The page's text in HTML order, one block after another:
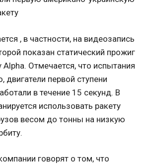
, в частности, на видеозапись
показан статический прожиг
Alpha. Отмечается, что испытания
двигатели первой ступени
в течение 15 секунд. В
использовать ракету
весом до тонны на низкую
говорят о том, что